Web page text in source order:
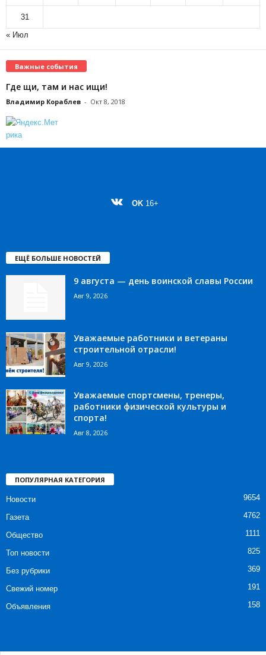
31
« Июл
Важные события
Где щи, там и нас ищи!
Владимир Кораблев - Окт 8, 2018
OK 16+
ЕЩЁ БОЛЬШЕ НОВОСТЕЙ
9 августа — день воинской славы России
Авг 9, 2026
Уважаемые работники и ветераны
строительной отрасли!
Авг 9, 2026
Уважаемые спортсмены, тренеры,
работники физической культуры и
спорта!
Авг 8, 2026
ПОПУЛЯРНАЯ КАТЕГОРИЯ
Новости 9654
Газета 4762
Общество 1111
Топ новости 825
Без рубрики 369
Свежий номер 191
Объявления 158